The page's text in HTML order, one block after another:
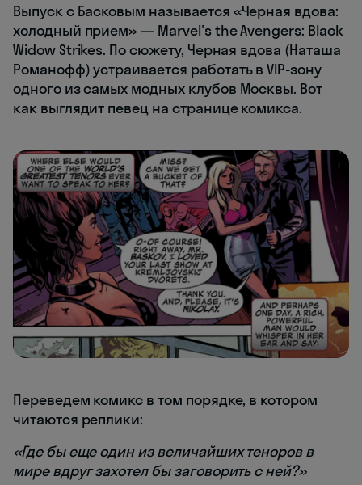
Выпуск с Басковым называется «Черная вдова:
холодный прием» — Marvel's the Avengers: Black
Widow Strikes. По сюжету, Черная вдова (Наташа
Романофф) устраивается работать в VIP-зону
одного из самых модных клубов Москвы. Вот
как выглядит певец на странице комикса.
Переведем комикс в том порядке, в котором
читаются реплики:
«Где бы еще один из величайших теноров в
мире вдруг захотел бы заговорить с ней?»